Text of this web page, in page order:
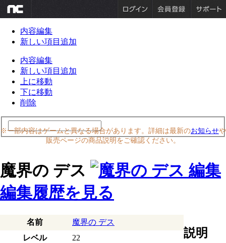
内容編集
新しい項目追加
内容編集
新しい項目追加
上に移動
下に移動
削除
※一部内容はゲームと異なる場合があります。詳細は最新のお知らせや
販売ページの商品説明をご確認ください。
魔界の デス
編集履歴を見る
名前
魔界の デス
レベル
22
説明